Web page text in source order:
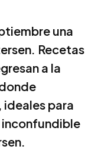
una
Recetas
a la
ideales para
inconfundible